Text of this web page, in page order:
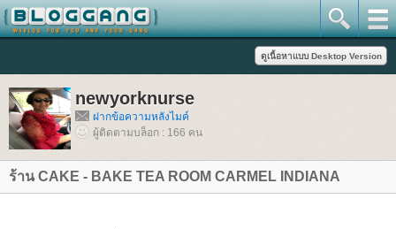
newyorknurse
ฝากข้อความหลังไมค์
ผู้ติดตามบล็อก : 166 คน
ร้าน CAKE - BAKE TEA ROOM CARMEL INDIANA